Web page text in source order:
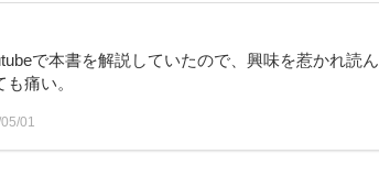
で本書を解説していたので、興味を惹かれ読ん
痛い。
01